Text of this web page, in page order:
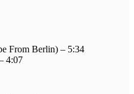
From Berlin) – 5:34
4:07